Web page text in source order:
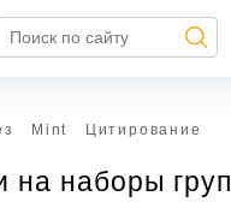
Mint Цитирование
на наборы